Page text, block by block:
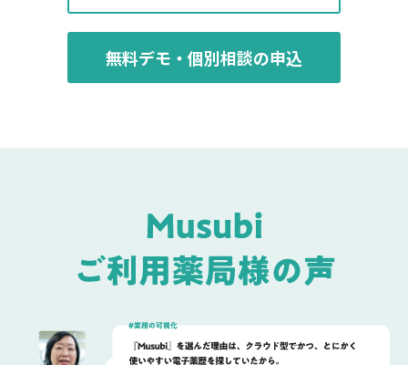
無料デモ・個別相談の申込